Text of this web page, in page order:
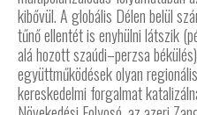
kibővül. A globális Délen belül
tűnő ellentét is enyhülni látszik
alá hozott szaúdi–perzsa
együttműködések olyan
kereskedelmi forgalmat